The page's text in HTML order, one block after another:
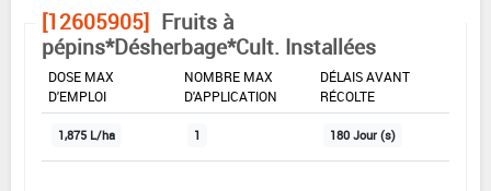
[12605905] Fruits à
pépins*Désherbage*Cult. Installées
DOSE MAX
D'EMPLOI
NOMBRE MAX
D'APPLICATION
DÉLAIS AVANT
RÉCOLTE
1,875 L/ha 1 180 Jour (s)